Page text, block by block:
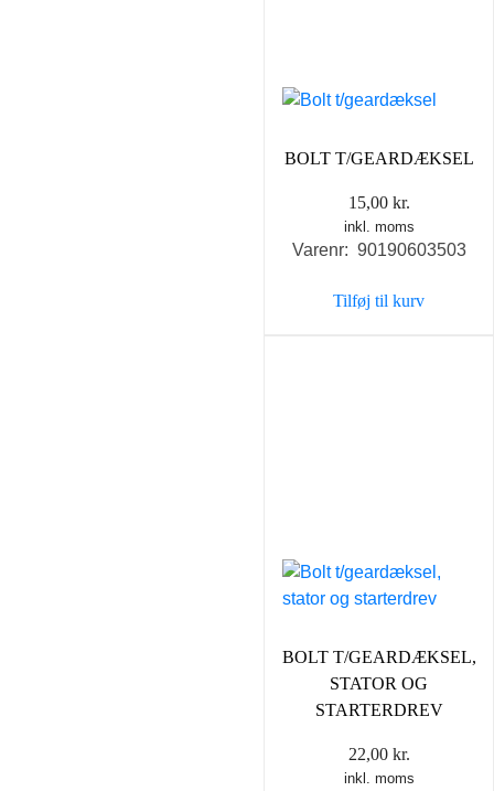
BOLT T/GEARDÆKSEL
15,00 kr.
inkl. moms
Varenr: 90190603503
Tilføj til kurv
BOLT T/GEARDÆKSEL,
STATOR OG
STARTERDREV
22,00 kr.
inkl. moms